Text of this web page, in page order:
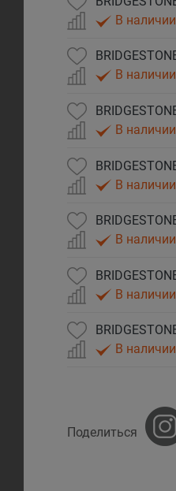
В наличии
В наличии
В наличии
В наличии
В наличии
В наличии
В наличии
Поделиться